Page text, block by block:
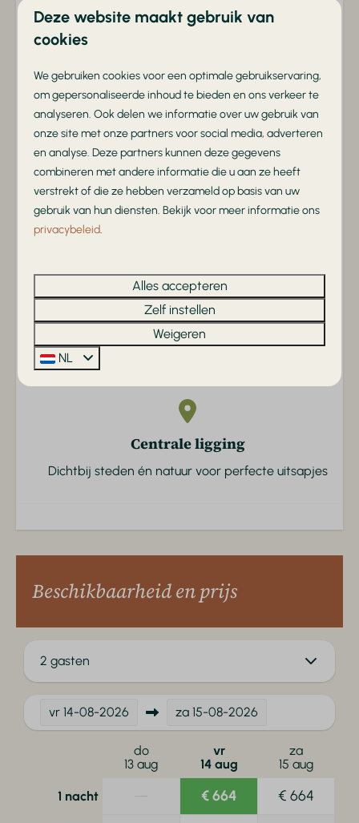
Binnenzwembad
Buitenspeeltuin
Oplaadpunt elektrische auto
Restaurant
Tussen de Utrechtse Heuvelrug en de Veluwe in
Familievriendelijk
Volop speelplezier, animatie en ruimte voor het hele
gezin
Uitgebreide faciliteiten
Met verwarmd binnen/buitenzwembad, horeca en
grote speeltuinen
Centrale ligging
Dichtbij steden én natuur voor perfecte uitsapjes
Beschikbaarheid en prijs
2 gasten
vr 14-08-2026 za 15-08-2026
do
13 aug
vr
14 aug
za
15 aug
1 nacht € 664 € 664
Deze website maakt gebruik van
cookies
We gebruiken cookies voor een optimale gebruikservaring,
om gepersonaliseerde inhoud te bieden en ons verkeer te
analyseren. Ook delen we informatie over uw gebruik van
onze site met onze partners voor social media, adverteren
en analyse. Deze partners kunnen deze gegevens
combineren met andere informatie die u aan ze heeft
verstrekt of die ze hebben verzameld op basis van uw
gebruik van hun diensten. Bekijk voor meer informatie ons
privacybeleid.
Alles accepteren
Zelf instellen
Weigeren
NL